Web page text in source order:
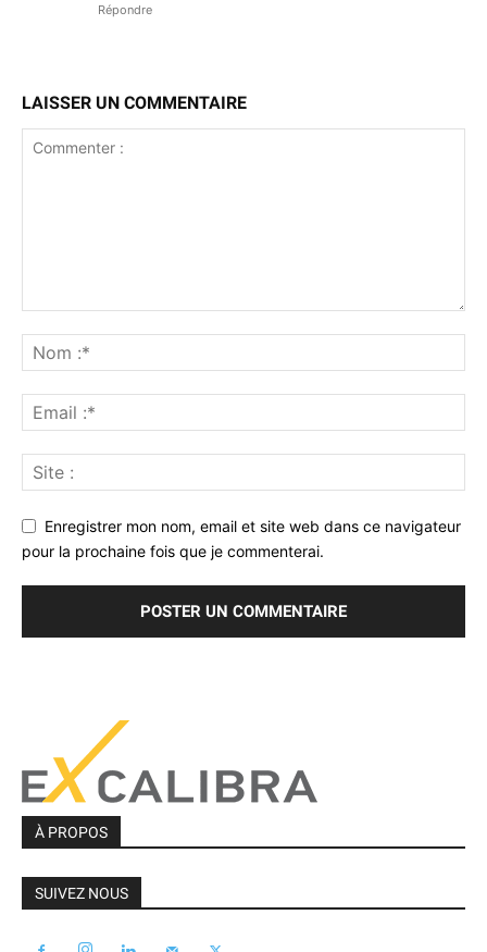
Répondre
LAISSER UN COMMENTAIRE
Enregistrer mon nom, email et site web dans ce navigateur
pour la prochaine fois que je commenterai.
À PROPOS
SUIVEZ NOUS